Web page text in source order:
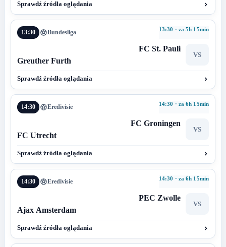
Sprawdź źródła oglądania
13:30 Bundesliga 13:30 · za 5h 15min
FC St. Pauli
VS
Greuther Furth
Sprawdź źródła oglądania
14:30 Eredivisie 14:30 · za 6h 15min
FC Groningen
VS
FC Utrecht
Sprawdź źródła oglądania
14:30 Eredivisie 14:30 · za 6h 15min
PEC Zwolle
VS
Ajax Amsterdam
Sprawdź źródła oglądania